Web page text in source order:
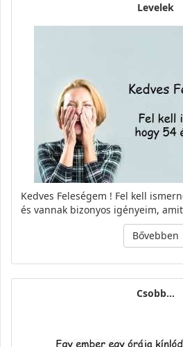
Levelek
Kedves Feleségem ! Fel kell
és vannak bizonyos igényeim,
Bővebben
Csobb...